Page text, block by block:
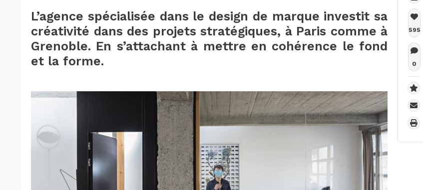
L’agence spécialisée dans le design de marque investit sa
créativité dans des projets stratégiques, à Paris comme à
Grenoble. En s’attachant à mettre en cohérence le fond
et la forme.
595
0